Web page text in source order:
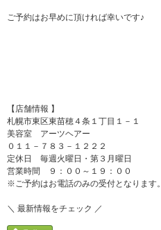
ご予約はお早めに頂ければ幸いです♪
【店舗情報 】
札幌市東区東苗穂４条１丁目１－１
美容室 アーツヘアー
０１１－７８３－１２２２
定休日 毎週火曜日・第３月曜日
営業時間 ９：００～１９：００
※ご予約はお電話のみの受付となります。
＼ 最新情報をチェック ／